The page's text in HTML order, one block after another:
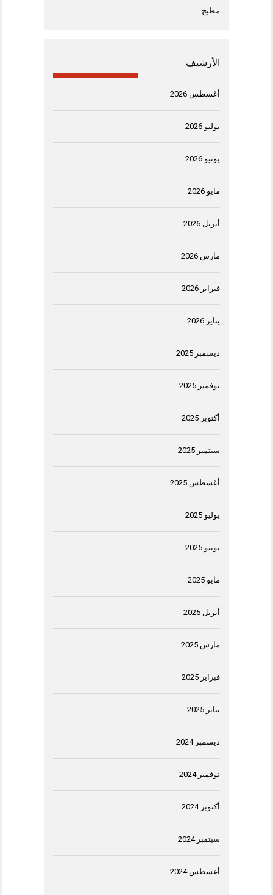
مطبخ
الأرشيف
أغسطس 2026
يوليو 2026
يونيو 2026
مايو 2026
أبريل 2026
مارس 2026
فبراير 2026
يناير 2026
ديسمبر 2025
نوفمبر 2025
أكتوبر 2025
سبتمبر 2025
أغسطس 2025
يوليو 2025
يونيو 2025
مايو 2025
أبريل 2025
مارس 2025
فبراير 2025
يناير 2025
ديسمبر 2024
نوفمبر 2024
أكتوبر 2024
سبتمبر 2024
أغسطس 2024